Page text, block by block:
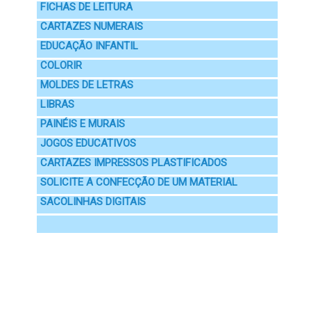
FICHAS DE LEITURA
CARTAZES NUMERAIS
EDUCAÇÃO INFANTIL
COLORIR
MOLDES DE LETRAS
LIBRAS
PAINÉIS E MURAIS
JOGOS EDUCATIVOS
CARTAZES IMPRESSOS PLASTIFICADOS
SOLICITE A CONFECÇÃO DE UM MATERIAL
SACOLINHAS DIGITAIS